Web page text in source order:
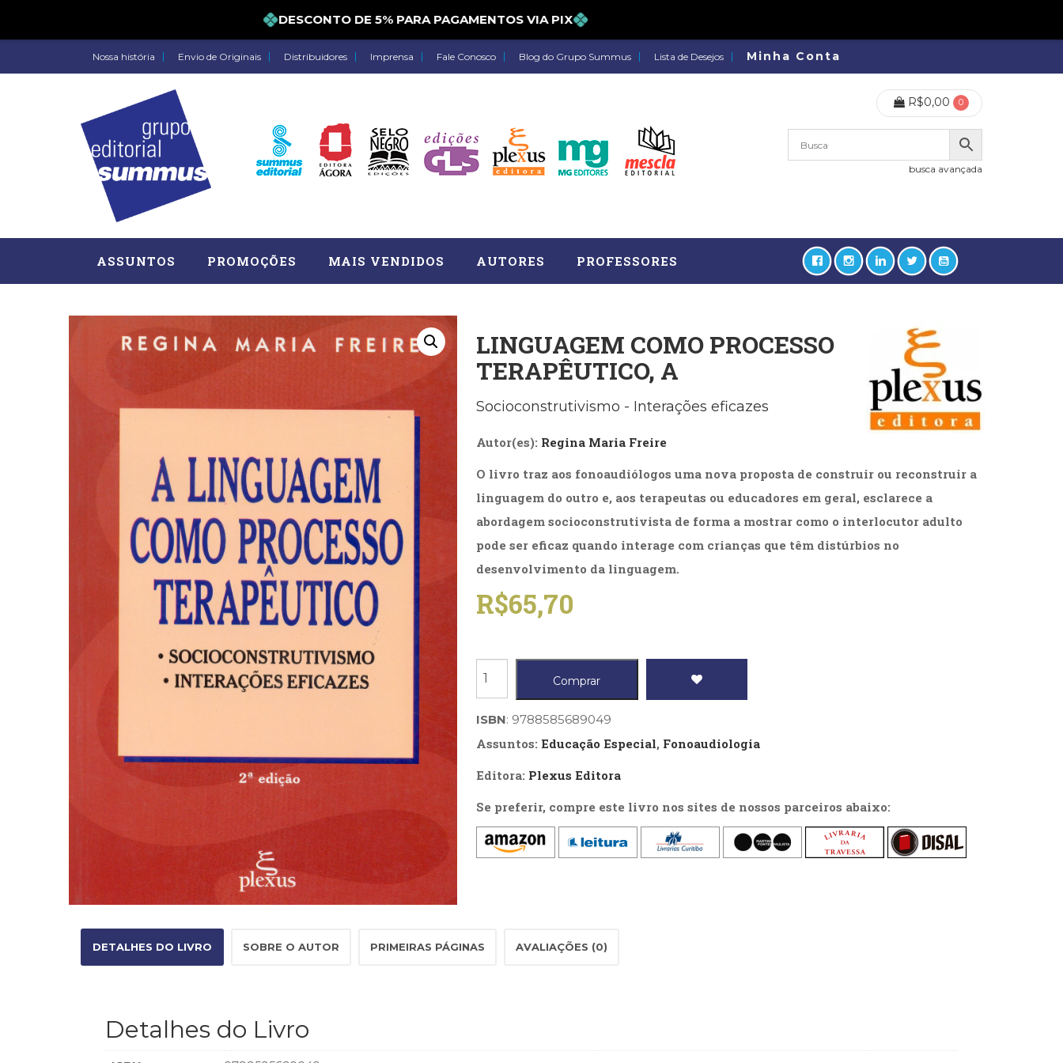
DESCONTO DE 5% PARA PAGAMENTOS VIA PIX
Nossa história Envio de Originais Distribuidores Imprensa Fale Conosco Blog do Grupo Summus Lista de Desejos Minha Conta
R$0,00 0
busca avançada
ASSUNTOS
Administração, RH (77) Astrologia (27)
Atualidades, Política, Direitos Humanos (133)
Autoajuda (95)
Biografias, Depoimentos, Vivências (104)
Cinema (23)
Comportamento (417)
Corpo e Movimento (225)
Crescimento Interior (222)
Criatividade (14)
Culinária, Alimentação (14)
Economia, Negócios (31)
Fisioterapia (47)
Literatura Erótica (11)
Literatura, Ficção, Ensaios (69)
Obras de referência (47)
PNL (Programação Neurolingüística) (41)
Publicidade, Propaganda e Marketing (33)
Puericultura (23)
Rádio (8)
Relações Públicas e Comunicação Empresarial
(31)
Religião, Espiritualidade, Filosofia (63) Saúde (132)
Sem categoria (0) Televisão (22)
Temas africanos (30)
Treinamento e RH (65)
Vida Prática (32)
PROMOÇÕES MAIS VENDIDOS AUTORES PROFESSORES
LINGUAGEM COMO PROCESSO
TERAPÊUTICO, A
Socioconstrutivismo - Interações eficazes
Autor(es): Regina Maria Freire
O livro traz aos fonoaudiólogos uma nova proposta de construir ou reconstruir a
linguagem do outro e, aos terapeutas ou educadores em geral, esclarece a
abordagem socioconstrutivista de forma a mostrar como o interlocutor adulto
pode ser eficaz quando interage com crianças que têm distúrbios no
desenvolvimento da linguagem.
R$65,70
Linguagem
Processo
Terapêutico,
Comprar
ISBN: 9788585689049
Assuntos: Educação Especial, Fonoaudiologia
Editora: Plexus Editora
Se preferir, compre este livro nos sites de nossos parceiros abaixo:
DETALHES DO LIVRO SOBRE O AUTOR PRIMEIRAS PÁGINAS AVALIAÇÕES (0)
Detalhes do Livro